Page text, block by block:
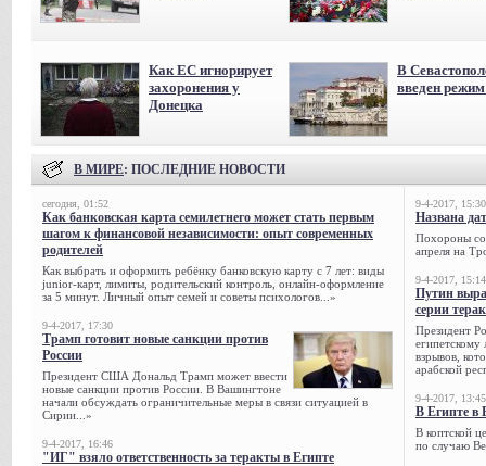
Как ЕС игнорирует
захоронения у
Донецка
В
введен
В МИРЕ: ПОСЛЕДНИЕ НОВОСТИ
сегодня, 01:52
Как банковская карта семилетнего может стать первым
шагом к финансовой независимости: опыт современных
родителей
Как выбрать и оформить ребёнку банковскую карту с 7 лет: виды
junior-карт, лимиты, родительский контроль, онлайн-оформление
за 5 минут. Личный опыт семей и советы психологов...»
9-4-2017, 17:30
Трамп готовит новые санкции против
России
Президент США Дональд Трамп может ввести
новые санкции против России. В Вашингтоне
начали обсуждать ограничительные меры в связи ситуацией в
Сирии...»
9-4-2017, 16:46
"ИГ" взяло ответственность за теракты в Египте
9-4-2017, 15:30
Названа
Похороны
апреля на
9-4-2017, 15:14
Путин
серии
Президент
египетскому
взрывов,
арабской
9-4-2017, 13:45
В Египте в
В коптской
по случаю